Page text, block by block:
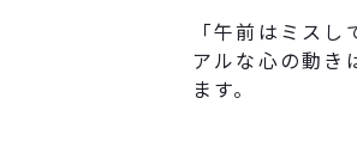
「午前はミス
アルな心の動き
ます。